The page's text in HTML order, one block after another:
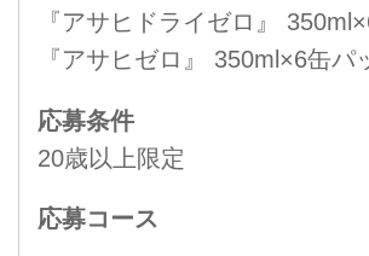
『アサヒドライゼロ』
『アサヒゼロ』 350ml×6缶パ
応募条件
20歳以上限定
応募コース